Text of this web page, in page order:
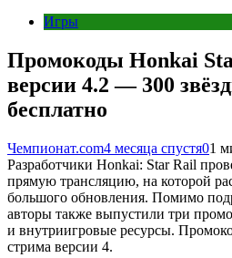
Игры
Промокоды Honkai
версии 4.2 — 300
бесплатно
Чемпионат.com4 месяца спустя01
Разработчики Honkai: Star Rail
прямую трансляцию, на которой
большого обновления. Помимо
авторы также выпустили три
и внутриигровые ресурсы.
стрима версии 4.